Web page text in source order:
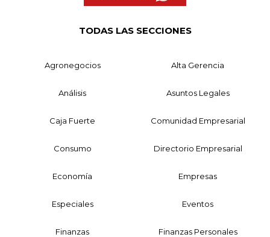
TODAS LAS SECCIONES
Agronegocios Alta Gerencia
Análisis Asuntos Legales
Caja Fuerte Comunidad Empresarial
Consumo Directorio Empresarial
Economía Empresas
Especiales Eventos
Finanzas Finanzas Personales